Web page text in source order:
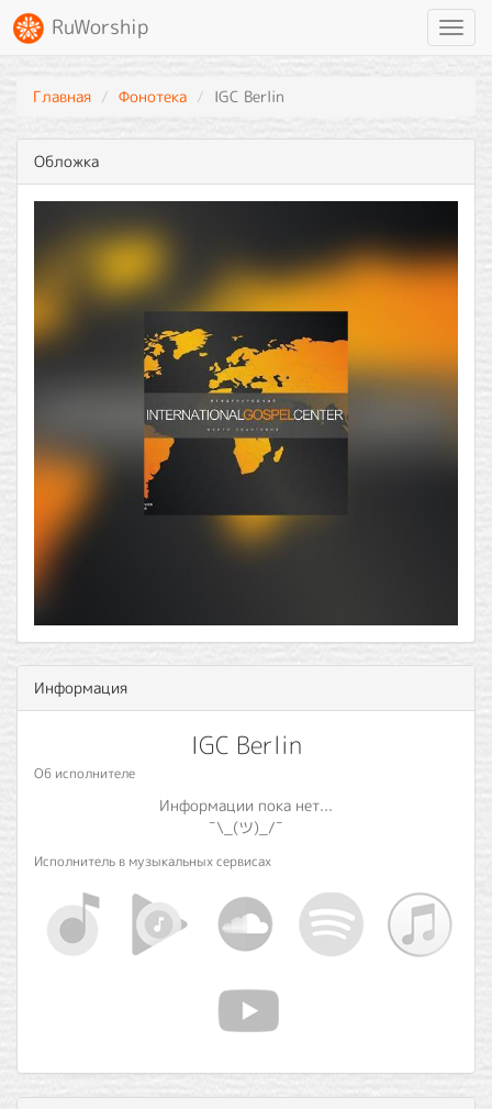
RuWorship
Главная Фонотека IGC Berlin
Обложка
Информация
IGC Berlin
Об исполнителе
Информации пока нет...
¯\_(ツ)_/¯
Исполнитель в музыкальных сервисах